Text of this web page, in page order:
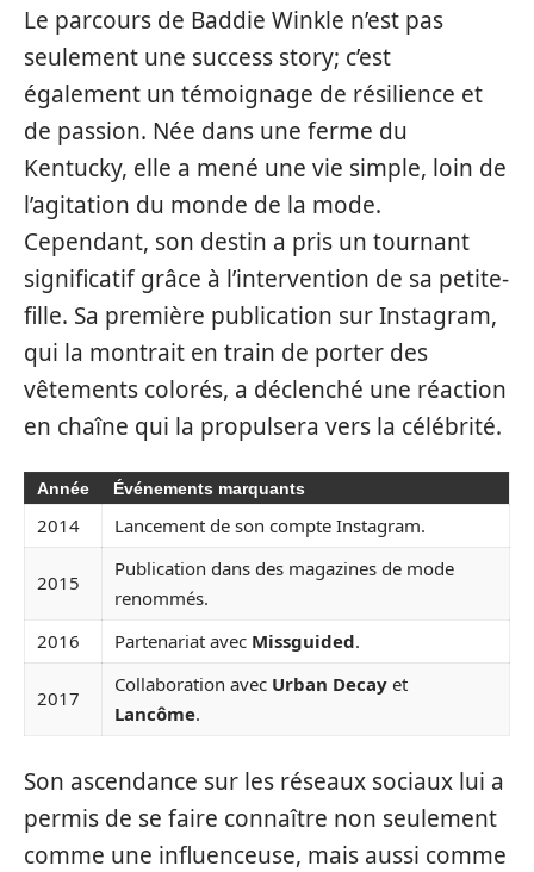
Le parcours de Baddie Winkle n’est pas
seulement une success story; c’est
également un témoignage de résilience et
de passion. Née dans une ferme du
Kentucky, elle a mené une vie simple, loin de
l’agitation du monde de la mode.
Cependant, son destin a pris un tournant
significatif grâce à l’intervention de sa petite-
fille. Sa première publication sur Instagram,
qui la montrait en train de porter des
vêtements colorés, a déclenché une réaction
en chaîne qui la propulsera vers la célébrité.
Année Événements marquants
2014 Lancement de son compte Instagram.
2015
Publication dans des magazines de mode
renommés.
2016
Partenariat avec Missguided.
2017
Collaboration avec Urban Decay et
Lancôme.
Son ascendance sur les réseaux sociaux lui a
permis de se faire connaître non seulement
comme une influenceuse, mais aussi comme